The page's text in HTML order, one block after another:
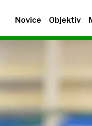
Novice Objektiv